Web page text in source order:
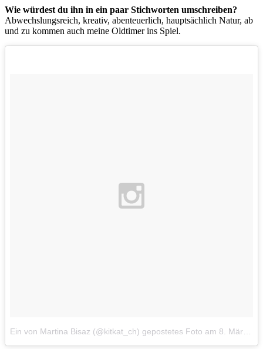
Wie würdest du ihn in ein paar Stichworten umschreiben?
Abwechslungsreich, kreativ, abenteuerlich, hauptsächlich Natur, ab
und zu kommen auch meine Oldtimer ins Spiel.
Ein von Martina Bisaz (@kitkat_ch) gepostetes Foto am 8. Mär 2015 um 22:44 Uhr